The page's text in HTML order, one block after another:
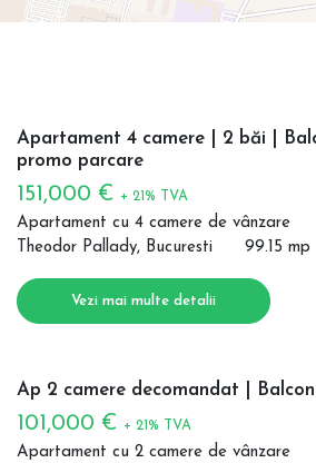
Apartament 4 camere | 2 băi |
promo parcare
151,000 € + 21% TVA
Apartament cu 4 camere de vânzare
Theodor Pallady, Bucuresti
99.15 mp
Vezi mai multe detalii
Ap 2 camere decomandat |
101,000 € + 21% TVA
Apartament cu 2 camere de vânzare